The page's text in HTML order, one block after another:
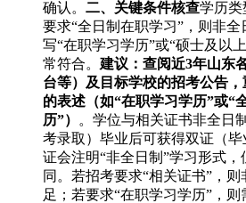
确认。 二、关键条件核查学历类
要求“全日制在职学习”，则非
写“在职学习学历”或“硕士及以
常符合。 建议：查阅近3年山东
台等）及目标学校的招考公告
的表述（如“在职学习学历”或“
历”）
。学位与相关证书非全日
考录取）毕业后可获得双证（
证会注明“非全日制”学习形式
同。若招考要求“相关证书”，
足；若要求“在职学习学历”，则